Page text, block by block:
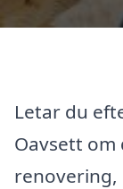
Letar du
Oavsett om